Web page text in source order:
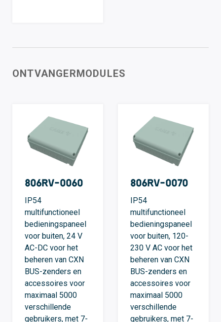
ONTVANGERMODULES
806RV-0060
IP54
multifunctioneel
bedieningspaneel
voor buiten, 24 V
AC-DC voor het
beheren van CXN
BUS-zenders en
accessoires voor
maximaal 5000
verschillende
gebruikers, met 7-
806RV-0070
IP54
multifunctioneel
bedieningspaneel
voor buiten, 120-
230 V AC voor het
beheren van CXN
BUS-zenders en
accessoires voor
maximaal 5000
verschillende
gebruikers, met 7-